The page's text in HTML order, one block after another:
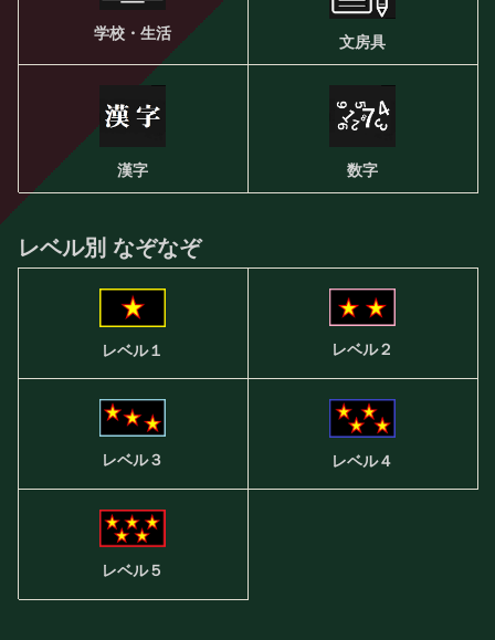
学校・生活
文房具
漢字 数字
レベル別 なぞなぞ
レベル１ レベル２
レベル３ レベル４
レベル５